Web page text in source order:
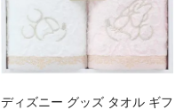
ディズニー グッズ タオル ギフ